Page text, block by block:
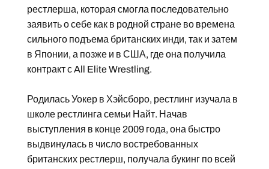
рестлерша, которая смогла последовательно
заявить о себе как в родной стране во времена
сильного подъема британских инди, так и затем
в Японии, а позже и в США, где она получила
контракт с All Elite Wrestling.
Родилась Уокер в Хэйсборо, рестлинг изучала в
школе рестлинга семьи Найт. Начав
выступления в конце 2009 года, она быстро
выдвинулась в число востребованных
британских рестлерш, получала букинг по всей